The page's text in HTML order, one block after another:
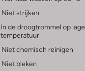
Niet strijken
In de droogtrommel op lage
temperatuur
Niet chemisch reinigen
Niet bleken